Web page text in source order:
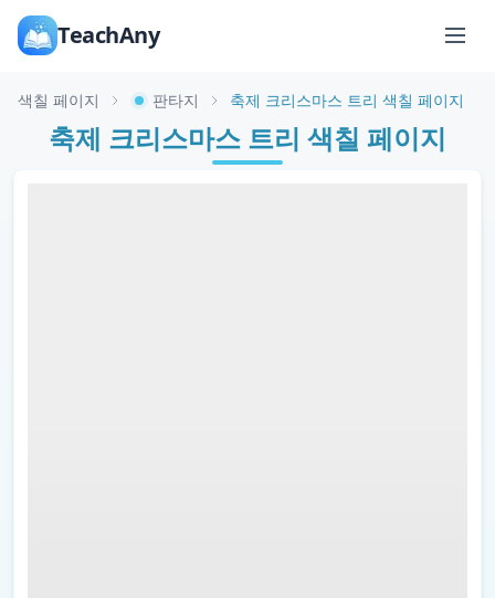
TeachAny
색칠 페이지 판타지 축제 크리스마스 트리 색칠 페이지
축제 크리스마스 트리 색칠 페이지